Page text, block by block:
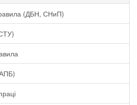
(ДБН, СНиП)